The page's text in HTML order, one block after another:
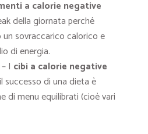
a calorie negative
della giornata perché
un sovraccarico calorico e
di energia.
– I cibi a calorie negative
successo di una dieta è
di menu equilibrati (cioè vari